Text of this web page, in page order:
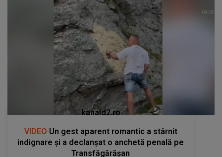
kanald2.ro
VIDEO Un gest aparent romantic a stârnit
indignare și a declanșat o anchetă penală pe
Transfăgărășan